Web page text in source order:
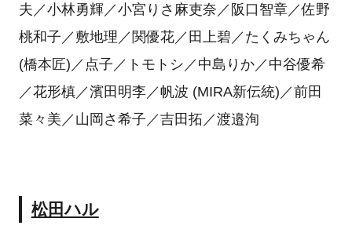
夫／小林勇輝／小宮りさ麻吏奈／阪口智章／佐野
桃和子／敷地理／関優花／田上碧／たくみちゃん
(橋本匠)／点子／トモトシ／中島りか／中谷優希
／花形槙／濱田明李／帆波 (MIRA新伝統)／前田
菜々美／山岡さ希子／吉田拓／渡邉洵
松田ハル